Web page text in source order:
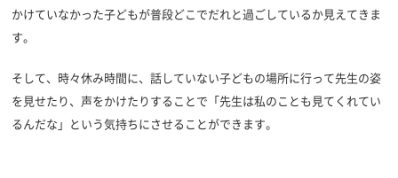
かけていなかった子どもが普段どこでだれと過ごしているか見えてきま
す。
そして、時々休み時間に、話していない子どもの場所に行って先生の姿
を見せたり、声をかけたりすることで「先生は私のことも見てくれてい
るんだな」という気持ちにさせることができます。